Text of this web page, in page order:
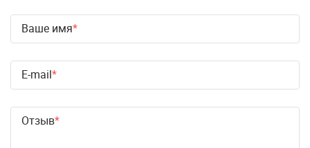
Ваше имя
E-mail
Отзыв